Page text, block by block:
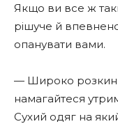
Якщо ви все ж
рішуче й
опанувати вами.
— Широко
намагайтеся
Сухий одяг на